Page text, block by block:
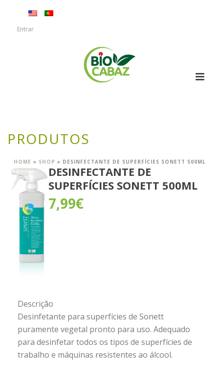
Entrar
PRODUTOS
HOME » SHOP » DESINFECTANTE DE SUPERFÍCIES SONETT 500ML
DESINFECTANTE DE
SUPERFÍCIES SONETT 500ML
7,99€
Descrição
Desinfetante para superfícies de Sonett
puramente vegetal pronto para uso. Adequado
para desinfetar todos os tipos de superfícies de
trabalho e máquinas resistentes ao álcool.